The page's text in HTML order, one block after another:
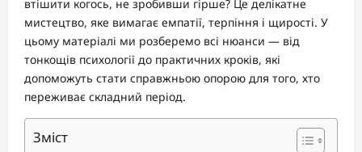
втішити когось, не зробивши гірше? Це делікатне
мистецтво, яке вимагає емпатії, терпіння і щирості. У
цьому матеріалі ми розберемо всі нюанси — від
тонкощів психології до практичних кроків, які
допоможуть стати справжньою опорою для того, хто
переживає складний період.
Зміст